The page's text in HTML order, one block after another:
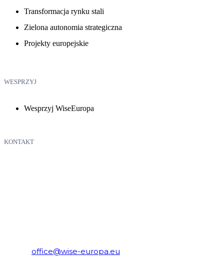
Transformacja rynku stali
Zielona autonomia strategiczna
Projekty europejskie
WESPRZYJ
Wesprzyj WiseEuropa
KONTAKT
office@wise-europa.eu